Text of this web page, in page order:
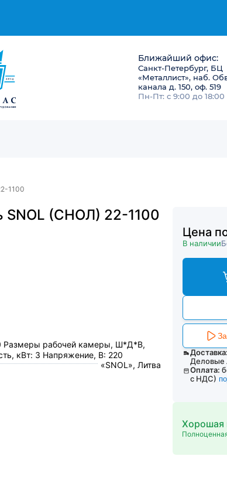
Ближайший офис:
Санкт-Петербург, БЦ
«Металлист», наб.
канала д. 150, оф. 519
Пн-Пт: с 9:00 до 18:00
1100
SNOL (СНОЛ) 22-1100
Размеры рабочей камеры, Ш*Д*В,
кВт: 3 Напряжение, В: 220
«SNOL», Литва
Цена
В наличии
Доставка:
Деловые
Оплата:
с НДС)
Хорошая